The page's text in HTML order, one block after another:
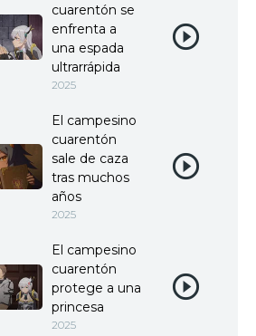
cuarentón se
enfrenta a
una espada
ultrarrápida
2025
El campesino
cuarentón
sale de caza
tras muchos
años
2025
El campesino
cuarentón
protege a una
princesa
2025